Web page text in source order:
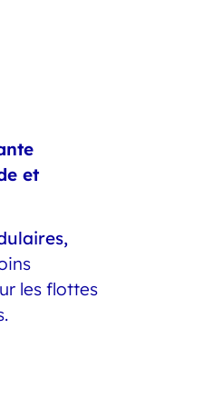
et
les flottes